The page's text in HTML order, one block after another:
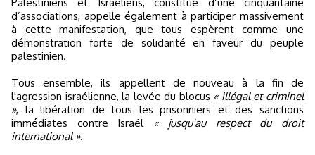
d’associations, appelle également à participer massivement
à cette manifestation, que tous espèrent comme une
démonstration forte de solidarité en faveur du peuple
palestinien.
Tous ensemble, ils appellent de nouveau à la fin de
l'agression israélienne, la levée du blocus « illégal et criminel
», la libération de tous les prisonniers et des sanctions
immédiates contre Israël « jusqu'au respect du droit
international ».